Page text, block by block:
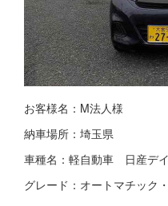
お客様名：M法人様
納車場所：埼玉県
車種名：軽自動車 日産デ
グレード：オートマチック